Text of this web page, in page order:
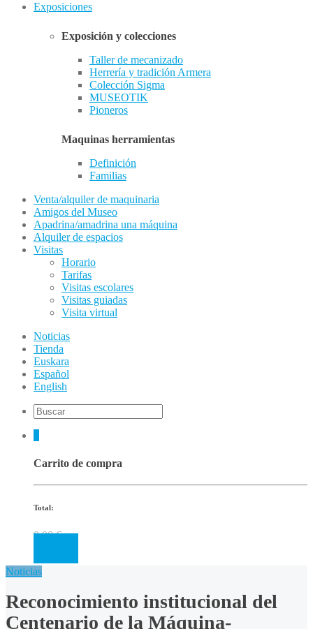
Exposiciones
Exposición y colecciones
Taller de mecanizado
Herrería y tradición Armera
Colección Sigma
MUSEOTIK
Pioneros
Maquinas herramientas
Definición
Familias
Venta/alquiler de maquinaria
Amigos del Museo
Apadrina/amadrina una máquina
Alquiler de espacios
Visitas
Horario
Tarifas
Visitas escolares
Visitas guiadas
Visita virtual
Noticias
Tienda
Euskara
Español
English
Carrito de compra
Total:
0.00€
Noticias
Reconocimiento institucional del
Centenario de la Máquina-